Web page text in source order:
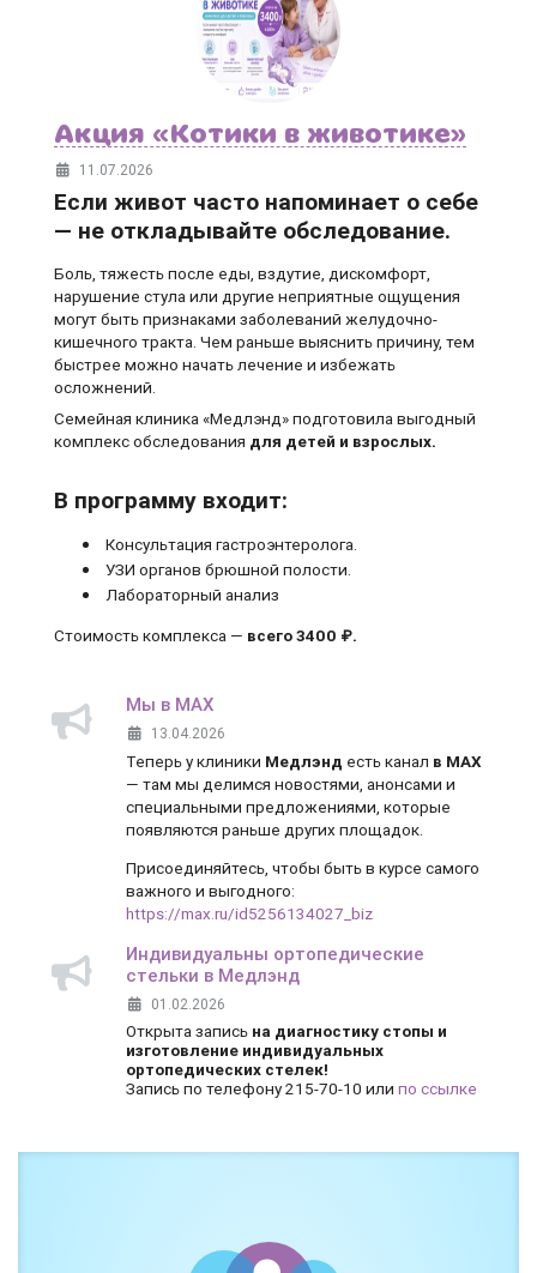
Акция «Котики в животике»
11.07.2026
Если живот часто напоминает о себе
— не откладывайте обследование.
Боль, тяжесть после еды, вздутие, дискомфорт,
нарушение стула или другие неприятные ощущения
могут быть признаками заболеваний желудочно-
кишечного тракта. Чем раньше выяснить причину, тем
быстрее можно начать лечение и избежать
осложнений.
Семейная клиника «Медлэнд» подготовила выгодный
комплекс обследования для детей и взрослых.
В программу входит:
Консультация гастроэнтеролога.
УЗИ органов брюшной полости.
Лабораторный анализ
Стоимость комплекса — всего 3400 ₽.
Мы в MAX
13.04.2026
Теперь у клиники Медлэнд есть канал в MAX
— там мы делимся новостями, анонсами и
специальными предложениями, которые
появляются раньше других площадок.
Присоединяйтесь, чтобы быть в курсе самого
важного и выгодного:
https://max.ru/id5256134027_biz
Индивидуальны ортопедические
стельки в Медлэнд
01.02.2026
Открыта запись на диагностику стопы и
изготовление индивидуальных
ортопедических стелек!
Запись по телефону 215-70-10 или по ссылке